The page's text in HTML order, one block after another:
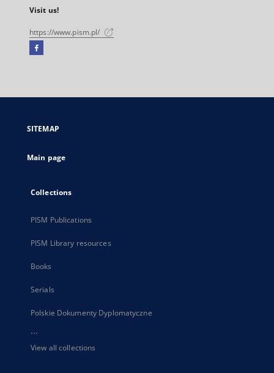
Visit us!
https://www.pism.pl/
Facebook
open
new
SITEMAP
Main page
Collections
PISM Publications
PISM Library resources
Books
Serials
Polskie Dokumenty Dyplomatyczne
...
View all collections